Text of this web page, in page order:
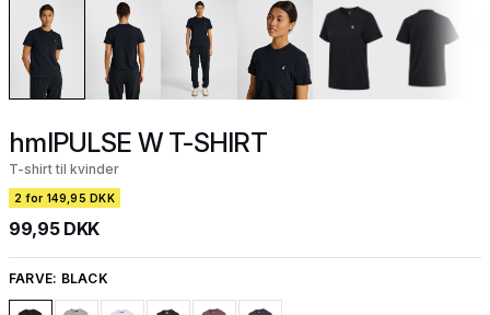
hmlPULSE W T-SHIRT
T-shirt til kvinder
2 for 149,95 DKK
99,95 DKK
FARVE: BLACK